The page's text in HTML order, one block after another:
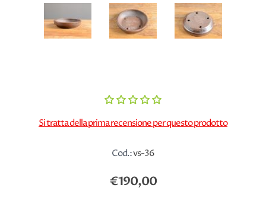
Si tratta della prima recensione per questo prodotto
Cod.:vs-36
€190,00